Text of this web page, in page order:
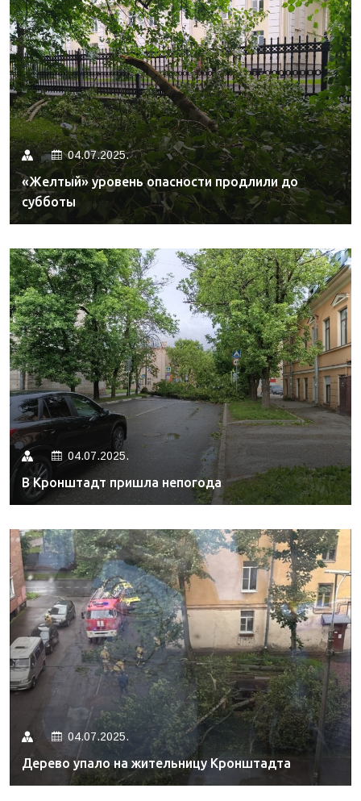
04.07.2025.
«Желтый» уровень опасности продлили до
субботы
04.07.2025.
В Кронштадт пришла непогода
04.07.2025.
Дерево упало на жительницу Кронштадта